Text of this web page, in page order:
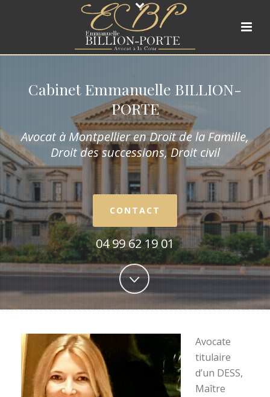
Cabinet Emmanuelle BILLION-
PORTE
Avocat à Montpellier en Droit de la Famille,
Droit des successions, Droit civil
CONTACT
04 99 62 19 01
Avocate
titulaire
d’un DESS,
Maître